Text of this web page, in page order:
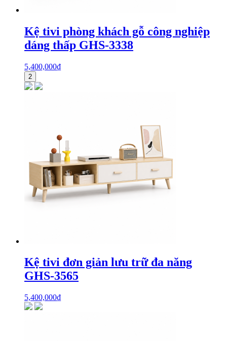
Kệ tivi phòng khách gỗ công nghiệp
dáng thấp GHS-3338
5,400,000₫
2
Kệ tivi đơn giản lưu trữ đa năng
GHS-3565
5,400,000₫